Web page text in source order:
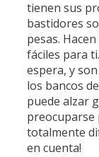
tienen sus
bastidores
pesas.
fáciles para
espera, y
los bancos
puede alzar
preocuparse
totalmente
en cuenta!